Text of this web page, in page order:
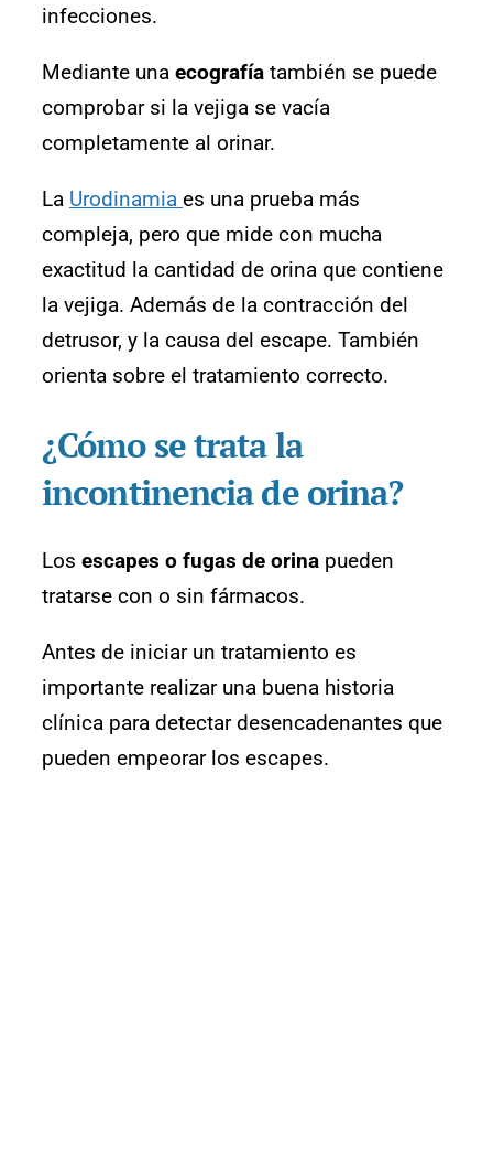
infecciones.
Mediante una ecografía también se puede
comprobar si la vejiga se vacía
completamente al orinar.
La Urodinamia es una prueba más
compleja, pero que mide con mucha
exactitud la cantidad de orina que contiene
la vejiga. Además de la contracción del
detrusor, y la causa del escape. También
orienta sobre el tratamiento correcto.
¿Cómo se trata la
incontinencia de orina?
Los escapes o fugas de orina pueden
tratarse con o sin fármacos.
Antes de iniciar un tratamiento es
importante realizar una buena historia
clínica para detectar desencadenantes que
pueden empeorar los escapes.